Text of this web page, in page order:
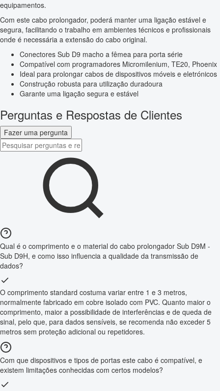
equipamentos.
Com este cabo prolongador, poderá manter uma ligação estável e
segura, facilitando o trabalho em ambientes técnicos e profissionais
onde é necessária a extensão do cabo original.
Conectores Sub D9 macho a fêmea para porta série
Compatível com programadores Micromilenium, TE20, Phoenix
Ideal para prolongar cabos de dispositivos móveis e eletrónicos
Construção robusta para utilização duradoura
Garante uma ligação segura e estável
Perguntas e Respostas de Clientes
Fazer uma pergunta
Qual é o comprimento e o material do cabo prolongador Sub D9M -
Sub D9H, e como isso influencia a qualidade da transmissão de
dados?
O comprimento standard costuma variar entre 1 e 3 metros,
normalmente fabricado em cobre isolado com PVC. Quanto maior o
comprimento, maior a possibilidade de interferências e de queda de
sinal, pelo que, para dados sensíveis, se recomenda não exceder 5
metros sem proteção adicional ou repetidores.
Com que dispositivos e tipos de portas este cabo é compatível, e
existem limitações conhecidas com certos modelos?